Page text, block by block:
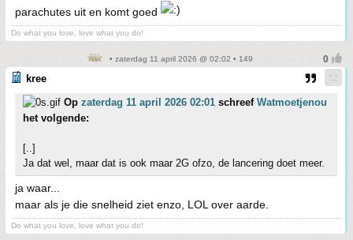
parachutes uit en komt goed
Do what you love, love what you do!
• zaterdag 11 april 2026 @ 02:02 • 149
kree
Op zaterdag 11 april 2026 02:01 schreef Watmoetjenou
het volgende:
[..]
Ja dat wel, maar dat is ook maar 2G ofzo, de lancering doet meer.
ja waar...
maar als je die snelheid ziet enzo, LOL over aarde.
Do what you love, love what you do!